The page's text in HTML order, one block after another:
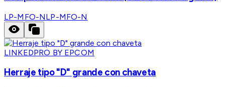
LP-MFO-NLP-MFO-N
LINKEDPRO BY EPCOM
Herraje tipo "D" grande con chaveta